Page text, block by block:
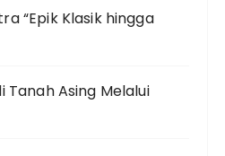
“Epik Klasik hingga
Tanah Asing Melalui